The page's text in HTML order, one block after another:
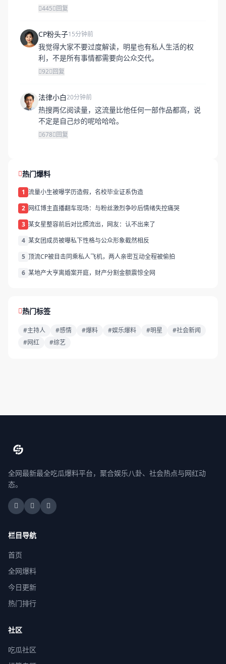
445 回复
CP粉头子15分钟前
我觉得大家不要过度解读，明星也有私人生活的权
利，不是所有事情都需要向公众交代。
92 回复
法律小白20分钟前
热搜两亿阅读量，这流量比他任何一部作品都高，说
不定是自己炒的呢哈哈哈。
678 回复
热门爆料
1 流量小生被曝学历造假，名校毕业证系伪造
2 网红博主直播翻车现场：与粉丝激烈争吵后情绪失控痛哭
3 某女星整容前后对比照流出，网友：认不出来了
4 某女团成员被曝私下性格与公众形象截然相反
5 顶流CP被目击同乘私人飞机，两人亲密互动全程被偷拍
6 某地产大亨离婚案开庭，财产分割金额震惊全网
热门标签
#主持人 #感情 #爆料 #娱乐爆料 #明星
#社会新闻
#网红
#综艺
全网最新最全吃瓜爆料平台，聚合娱乐八卦、社会热点与网红动
态。
栏目导航
首页
全网爆料
今日更新
热门排行
社区
吃瓜社区